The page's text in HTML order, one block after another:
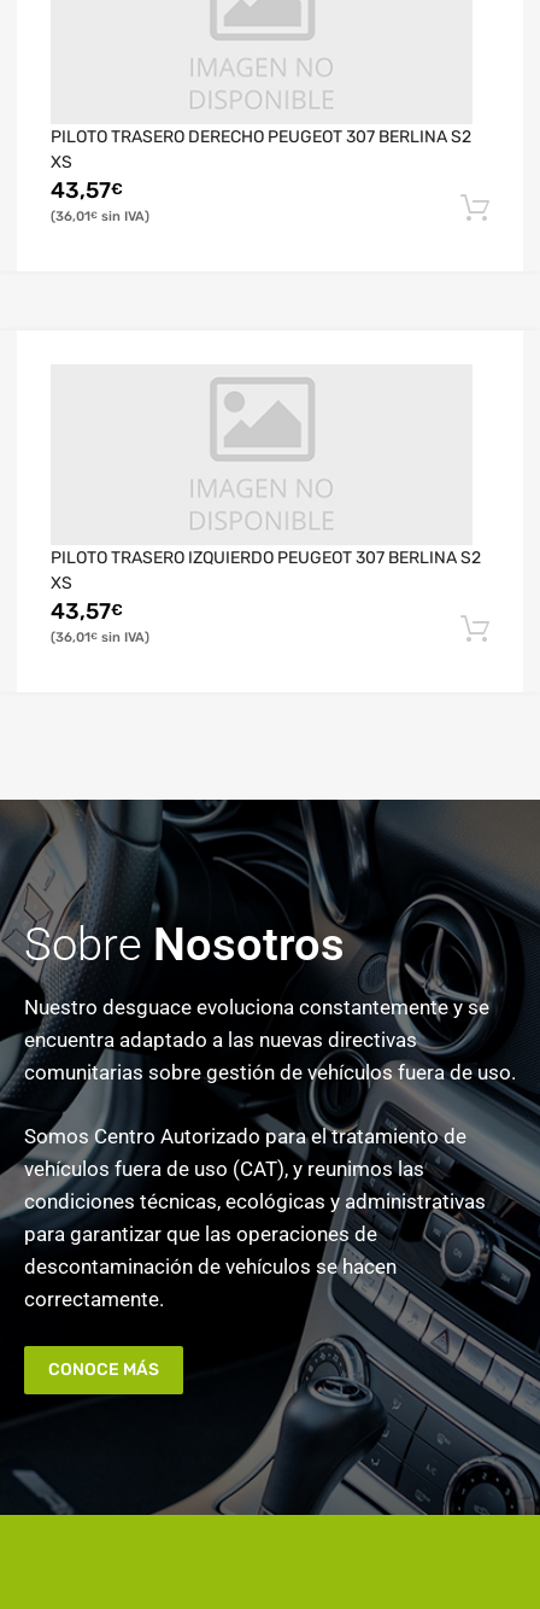
PILOTO TRASERO DERECHO PEUGEOT 307 BERLINA S2
XS
43,57€
36,01€
PILOTO TRASERO IZQUIERDO PEUGEOT 307 BERLINA S2
XS
43,57€
36,01€
Sobre Nosotros
Nuestro desguace evoluciona constantemente y se
encuentra adaptado a las nuevas directivas
comunitarias sobre gestión de vehículos fuera de uso.
Somos Centro Autorizado para el tratamiento de
vehículos fuera de uso (CAT), y reunimos las
condiciones técnicas, ecológicas y administrativas
para garantizar que las operaciones de
descontaminación de vehículos se hacen
correctamente.
CONOCE MÁS